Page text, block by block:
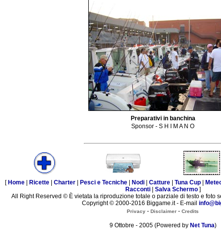
Preparativi in banchina
Sponsor - S H I M A N O
[ Home Ricette Charter Pesci e Tecniche Nodi Catture Tuna Cup
Racconti| Salva Schermo]
All Right Reserved © È vietata la riproduzione totale o parziale di testo e foto
Copyright © 2000-2016 Biggame.it - E-mail
Privacy - Disclaimer - Credits
9 Ottobre - 2005 (Powered by Net Tuna)